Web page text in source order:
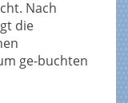
Nach
die
ge-buchten